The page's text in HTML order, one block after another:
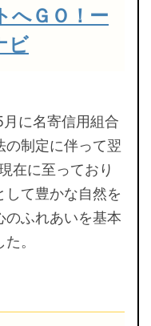
へＧＯ！ー
ビ
に名寄信用組合
の制定に伴って翌
在に至っており
して豊かな自然を
のふれあいを基本
。